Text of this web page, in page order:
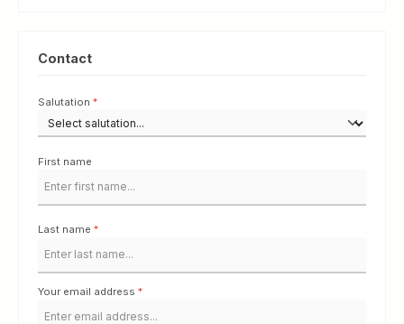
Contact
Salutation *
First name
Last name *
Your email address *